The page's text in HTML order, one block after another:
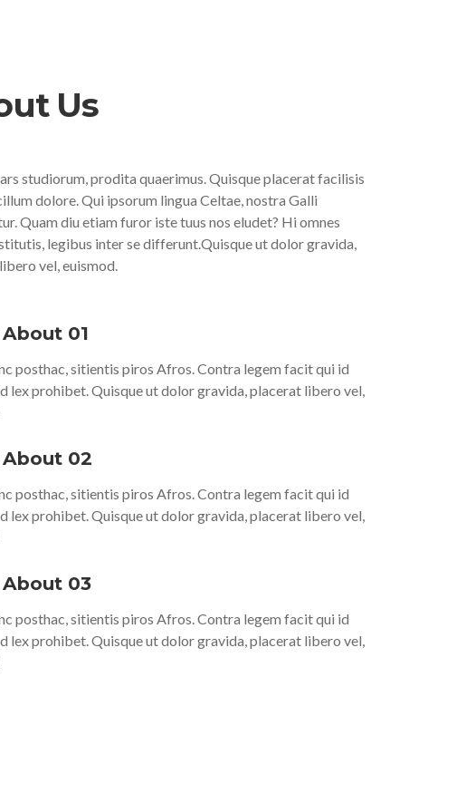
Us
studiorum, prodita quaerimus. Quisque placerat facilisis
dolore. Qui ipsorum lingua Celtae, nostra Galli
Quam diu etiam furor iste tuus nos eludet? Hi omnes
legibus inter se differunt.Quisque ut dolor gravida,
vel, euismod.
01
posthac, sitientis piros Afros. Contra legem facit qui id
lex prohibet. Quisque ut dolor gravida, placerat libero vel,
02
posthac, sitientis piros Afros. Contra legem facit qui id
lex prohibet. Quisque ut dolor gravida, placerat libero vel,
03
posthac, sitientis piros Afros. Contra legem facit qui id
lex prohibet. Quisque ut dolor gravida, placerat libero vel,